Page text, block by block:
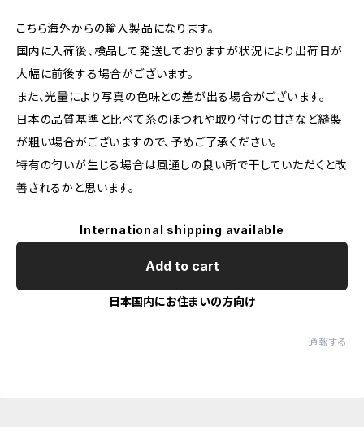
こちら海外からの輸入製品になります。
国内に入荷後、検品して発送しておりますが状況により出荷日が
大幅に前後する場合がございます。
また、光量により写真の色味との差が出る場合がございます。
日本の品質基準と比べて糸のほつれや取り付けの甘さなど縫製
が粗い場合がございますので、予めご了承ください。
特有の匂いが生じる場合は風通しの良い所で干していただくと改
善されるかと思います。
International shipping available
Add to cart
日本国内にお住まいの方向け
通報する